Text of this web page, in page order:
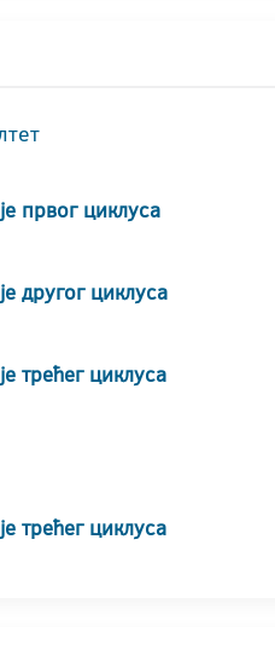
првог циклуса
другог циклуса
трећег циклуса
трећег циклуса